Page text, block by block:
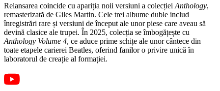
Relansarea coincide cu apariția noii versiuni a colecției Anthology,
remasterizată de Giles Martin. Cele trei albume duble includ
înregistrări rare și versiuni de început ale unor piese care aveau să
devină clasice ale trupei. În 2025, colecția se îmbogățește cu
Anthology Volume 4, ce aduce prime schițe ale unor cântece din
toate etapele carierei Beatles, oferind fanilor o privire unică în
laboratorul de creație al formației.